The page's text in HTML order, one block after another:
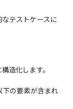
テストケースに
造化します。
下の要素が含まれ